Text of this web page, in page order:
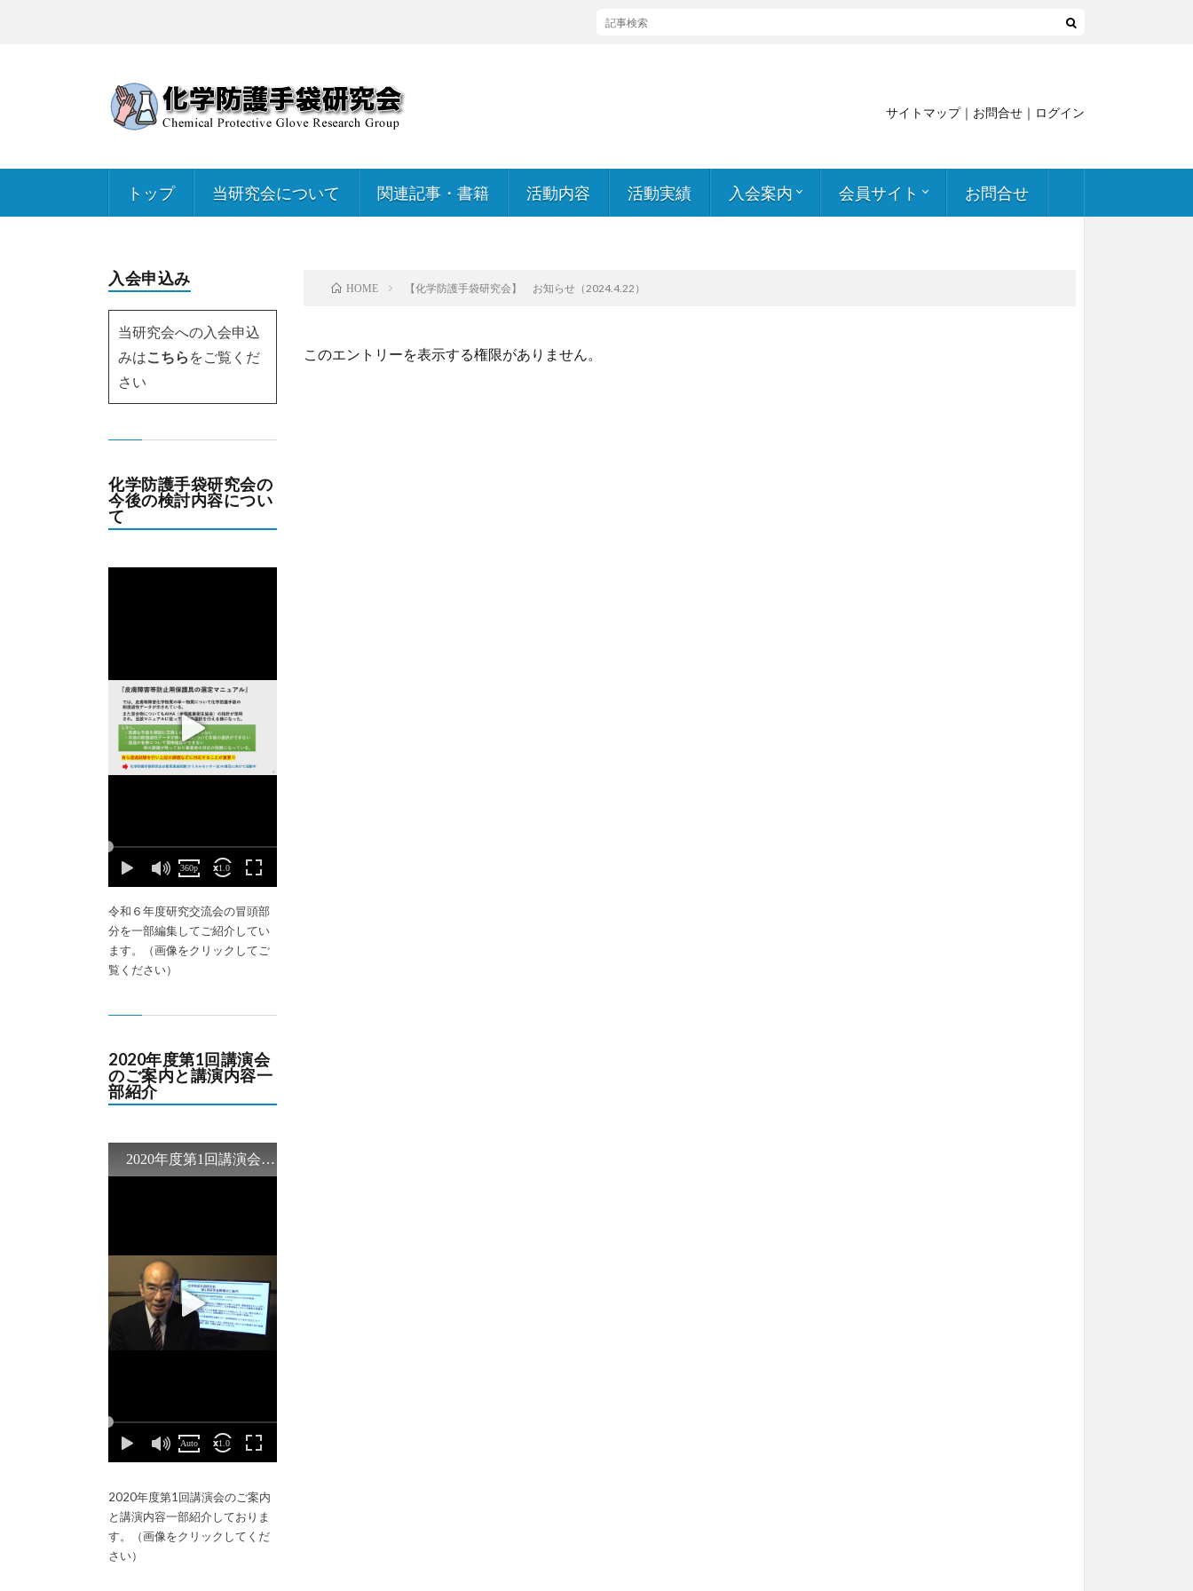
トップ 当研究会について 関連記事・書籍 活動内容 活動実績 入会案内 会員サイト お問合せ
サイトマップ｜ お問合せ ｜ ログイン
入会申込み
当研究会への入会申込
みはこちら をご覧くだ
さい
化学防護手袋研究会の
今後の検討内容につい
て
令和６年度研究交流会の冒頭部
分を一部編集してご紹介してい
ます。（画像をクリックしてご
覧ください）
2020年度第1回講演会
のご案内と講演内容一
部紹介
2020年度第1回講演会のご案内
と講演内容一部紹介しておりま
す。（画像をクリックしてくだ
さい）
HOME 【化学防護手袋研究会】 お知らせ（2024.4.22）
このエントリーを表示する権限がありません。